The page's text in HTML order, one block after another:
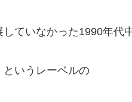
ていなかった1990年代
いうレーベルの